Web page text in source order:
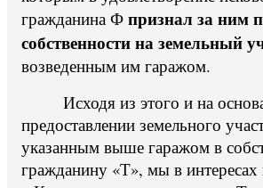
гражданина Ф признал за ним
собственности на земельный
возведенным им гаражом.
Исходя из этого и на
предоставлении земельного
указанным выше гаражом в
гражданину «Т», мы в